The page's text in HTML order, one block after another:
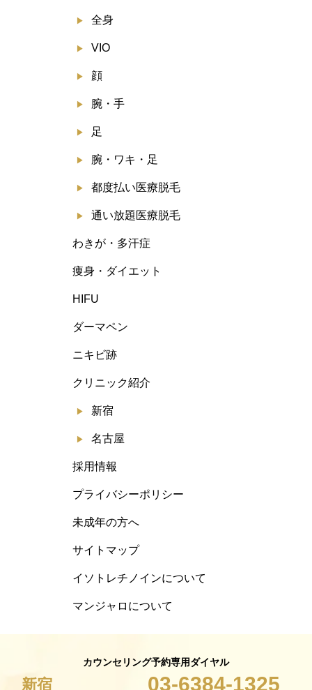
全身
VIO
顔
腕・手
足
腕・ワキ・足
都度払い医療脱毛
通い放題医療脱毛
わきが・多汗症
痩身・ダイエット
HIFU
ダーマペン
ニキビ跡
クリニック紹介
新宿
名古屋
採用情報
プライバシーポリシー
未成年の方へ
サイトマップ
イソトレチノインについて
マンジャロについて
カウンセリング予約専用ダイヤル
新宿 03-6384-1325